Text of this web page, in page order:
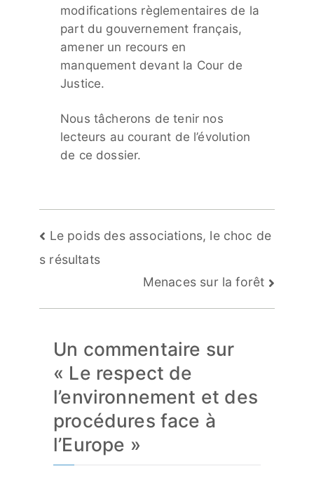
modifications règlementaires de la
part du gouvernement français,
amener un recours en
manquement devant la Cour de
Justice.
Nous tâcherons de tenir nos
lecteurs au courant de l’évolution
de ce dossier.
Navigation
de
Le poids des associations, le choc de
s résultats
Menaces sur la forêt
Un commentaire sur
« Le respect de
l’environnement et des
procédures face à
l’Europe »